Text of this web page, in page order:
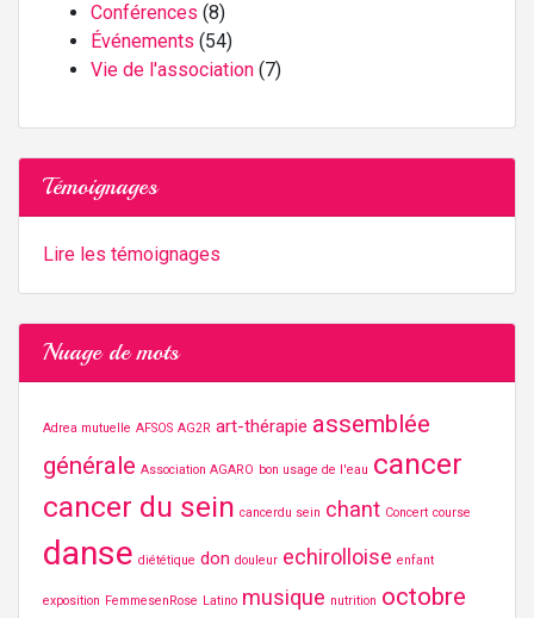
Conférences (8)
Événements (54)
Vie de l'association (7)
Témoignages
Lire les témoignages
Nuage de mots
Adrea mutuelle AFSOS AG2R art-thérapie assemblée
générale Association AGARO bon usage de l'eau cancer
cancer du sein cancerdu sein chant Concert course
danse diététique don douleur echirolloise enfant
exposition FemmesenRose Latino musique nutrition octobre